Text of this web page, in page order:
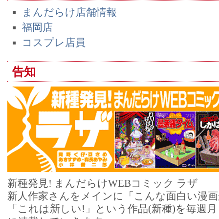
まんだらけ店舗情報
福岡店
コスプレ店員
告知
新種発見! まんだらけWEBコミック ラザ
新人作家さんをメインに「こんな面白い漫
「これは新しい!」という作品(新種)を毎週